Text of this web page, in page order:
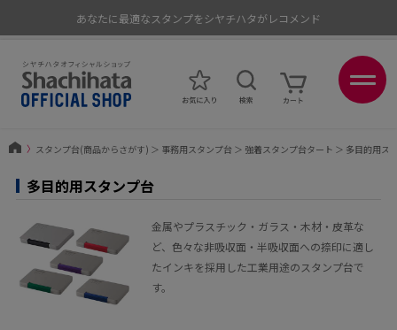
あなたに最適なスタンプをシヤチハタがレコメンド
〉 スタンプ台(商品からさがす) ＞ 事務用スタンプ台 ＞ 強着スタンプ台タート ＞ 多目的用ス
多目的用スタンプ台
金属やプラスチック・ガラス・木材・皮革な
ど、色々な非吸収面・半吸収面への捺印に適し
たインキを採用した工業用途のスタンプ台で
す。